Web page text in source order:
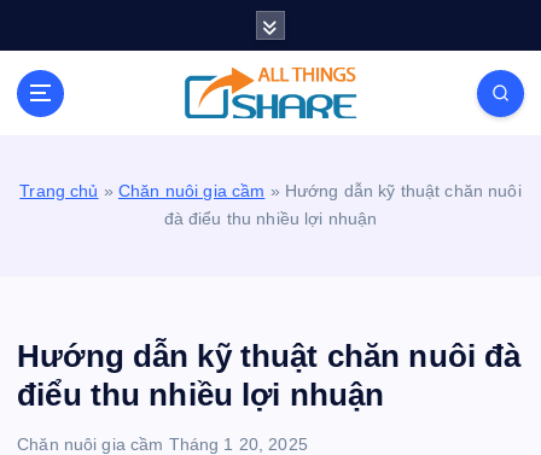
Personal Blog | Knowledge | Technology | Tips |
Pets | Life
Trang chủ » Chăn nuôi gia cầm » Hướng dẫn kỹ thuật chăn nuôi
đà điểu thu nhiều lợi nhuận
Hướng dẫn kỹ thuật chăn nuôi đà
điểu thu nhiều lợi nhuận
Chăn nuôi gia cầm Tháng 1 20, 2025